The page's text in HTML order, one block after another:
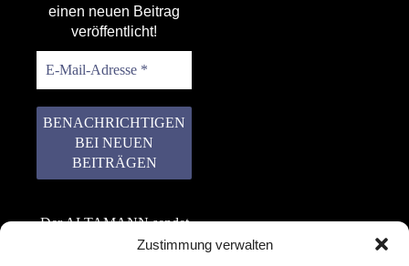
Zustimmung verwalten
einen neuen Beitrag
veröffentlicht!
Der ALTAMANN sendet
keinen Spam! Er gibt